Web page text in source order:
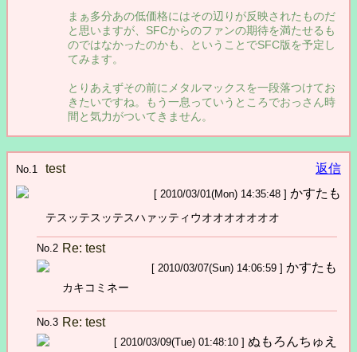
まぁ多分あの低価格にはその辺りが反映されたものだ
と思いますが、SFCからのファンの期待を満たせるも
のではなかったのかも、ということでSFC版を予定し
てみます。
とりあえずその前にメタルマックスを一段落つけてお
きたいですね。もう一息っていうところでおっさん時
間と気力がついてきません。
No.1 test 返信
[ 2010/03/01(Mon) 14:35:48 ] かすたも
テスッテスッテスハァッティウオオオオオオオ
No.2 Re: test
[ 2010/03/07(Sun) 14:06:59 ] かすたも
カキコミネー
No.3 Re: test
[ 2010/03/09(Tue) 01:48:10 ] ぬもろんちゅえ